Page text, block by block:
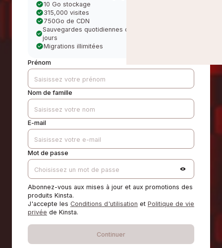
10 Go stockage
315,000 visites
750Go de CDN
Sauvegardes quotidiennes conservées pour 14
jours
Migrations illimitées
Prénom
Nom de famille
E-mail
Mot de passe
Abonnez-vous aux mises à jour et aux promotions des
produits Kinsta.
J'accepte les Conditions d'utilisation et Politique de vie
privée de Kinsta.
Continuer